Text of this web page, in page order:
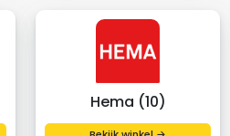
Hema (10)